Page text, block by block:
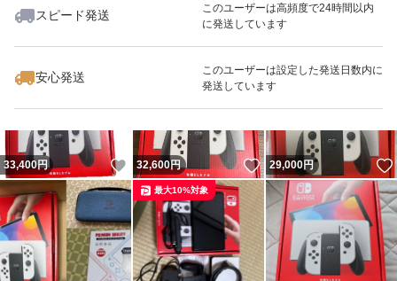
スピード発送
このユーザーは高頻度で24時間以内
に発送しています
安心発送
このユーザーは設定した発送日数内に
発送しています
いいね！
47,800
33,400円 いいね！
32,600円 いいね！
29,000円
最大10%対象